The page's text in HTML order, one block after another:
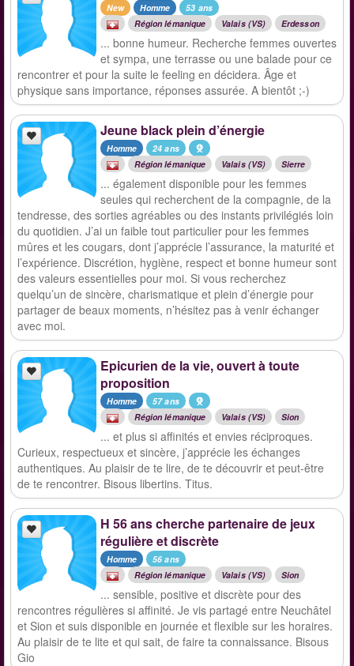
New Homme
53 ans
Région lémanique
Valais (VS) Erdesson
... bonne humeur. Recherche femmes ouvertes
et sympa, une terrasse ou une balade pour ce
rencontrer et pour la suite le feeling en décidera. Âge et
physique sans importance, réponses assurée. A bientôt ;-)
Jeune black plein d’énergie
Homme
24 ans
Région lémanique
Valais (VS) Sierre
... également disponible pour les femmes
seules qui recherchent de la compagnie, de la
tendresse, des sorties agréables ou des instants privilégiés loin
du quotidien. J’ai un faible tout particulier pour les femmes
mûres et les cougars, dont j’apprécie l’assurance, la maturité et
l’expérience. Discrétion, hygiène, respect et bonne humeur sont
des valeurs essentielles pour moi. Si vous recherchez
quelqu’un de sincère, charismatique et plein d’énergie pour
partager de beaux moments, n’hésitez pas à venir échanger
avec moi.
Epicurien de la vie, ouvert à toute
proposition
Homme
57 ans
Région lémanique
Valais (VS) Sion
... et plus si affinités et envies réciproques.
Curieux, respectueux et sincère, j’apprécie les échanges
authentiques. Au plaisir de te lire, de te découvrir et peut-être
de te rencontrer. Bisous libertins. Titus.
H 56 ans cherche partenaire de jeux
régulière et discrète
Homme
56 ans
Région lémanique
Valais (VS) Sion
... sensible, positive et discrète pour des
rencontres régulières si affinité. Je vis partagé entre Neuchâtel
et Sion et suis disponible en journée et flexible sur les horaires.
Au plaisir de te lite et qui sait, de faire ta connaissance. Bisous
Gio